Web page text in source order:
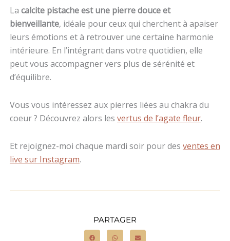
La calcite pistache est une pierre douce et
bienveillante, idéale pour ceux qui cherchent à apaiser
leurs émotions et à retrouver une certaine harmonie
intérieure. En l’intégrant dans votre quotidien, elle
peut vous accompagner vers plus de sérénité et
d’équilibre.
Vous vous intéressez aux pierres liées au chakra du
coeur ? Découvrez alors les vertus de l’agate fleur.
Et rejoignez-moi chaque mardi soir pour des ventes en
live sur Instagram.
PARTAGER